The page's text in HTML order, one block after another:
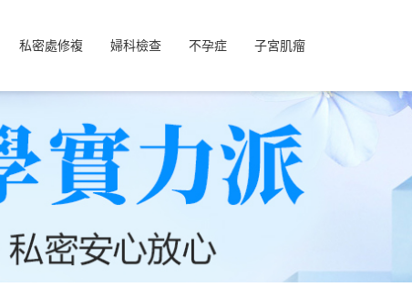
私密處修複 婦科檢查 不孕症 子宮肌瘤